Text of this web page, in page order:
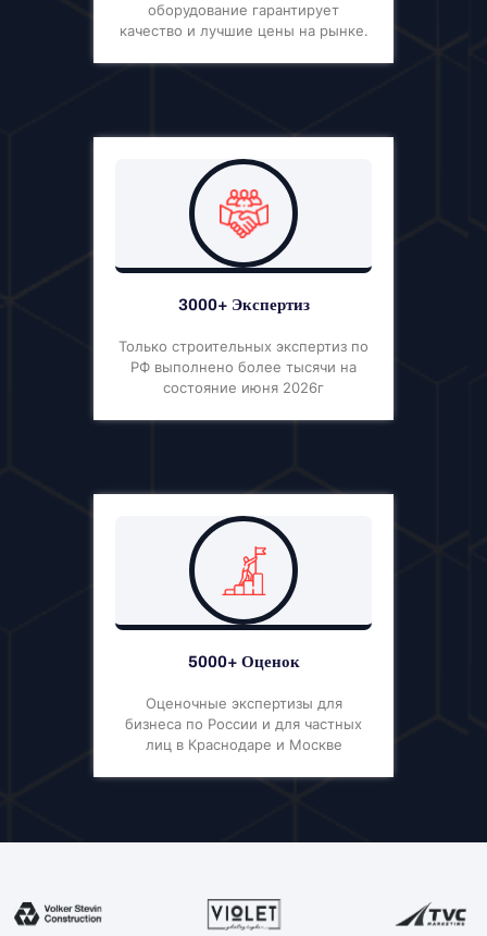
оборудование гарантирует
качество и лучшие цены на рынке.
3000+ Экспертиз
Только строительных экспертиз по
РФ выполнено более тысячи на
состояние июня 2026г
5000+ Оценок
Оценочные экспертизы для
бизнеса по России и для частных
лиц в Краснодаре и Москве